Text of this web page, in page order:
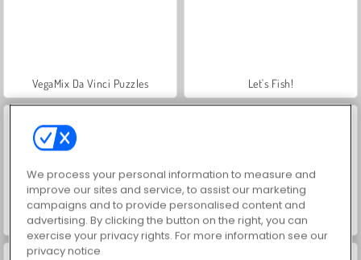
VegaMix Da Vinci Puzzles Let's Fish!
Hidden Object: Street of Secrets ASMR Makeover & Makeup Studio
We process your personal information to measure and
improve our sites and service, to assist our marketing
campaigns and to provide personalised content and
advertising. By clicking the button on the right, you can
exercise your privacy rights. For more information see our
privacy notice